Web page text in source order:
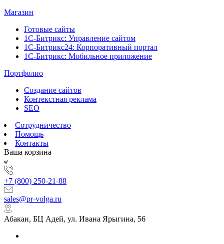
Магазин
Готовые сайты
1С-Битрикс: Управление сайтом
1С-Битрикс24: Корпоративный портал
1С-Битрикс: Мобильное приложение
Портфолио
Создание сайтов
Контекстная реклама
SEO
Сотрудничество
Помощь
Контакты
Ваша корзина
+7 (800) 250-21-88
sales@pr-volga.ru
Абакан, БЦ Адей, ул. Ивана Ярыгина, 56